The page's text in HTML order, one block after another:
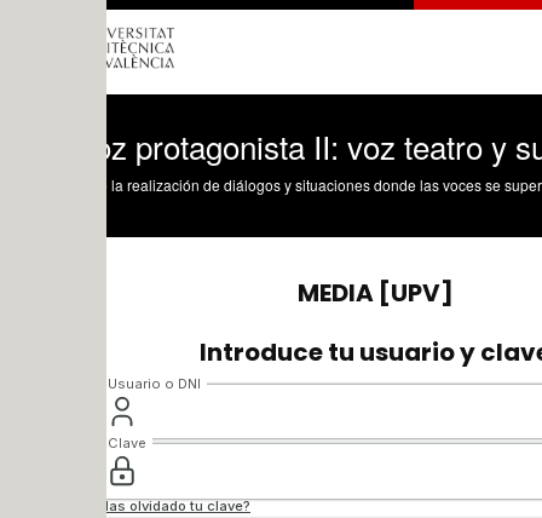
protagonista II: voz teatro y